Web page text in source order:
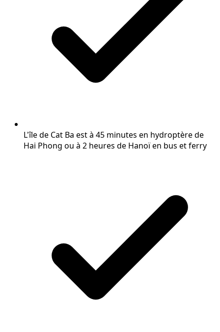
L'île de Cat Ba est à 45 minutes en hydroptère de
Hai Phong ou à 2 heures de Hanoï en bus et ferry